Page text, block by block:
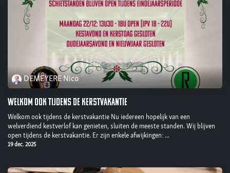
DEMEYERE Nico
Welkom ook tijdens de kerstvakantie
Welkom ook tijdens de kerstvakantie Nu iedereen hopelijk van een
welverdiend kestverlof kan genieten, sluiten de meeste standen. Wij blijven
open tijdens de kerstvakantie. Er zijn enkele afwijkingen: ...
19 dec. 2025